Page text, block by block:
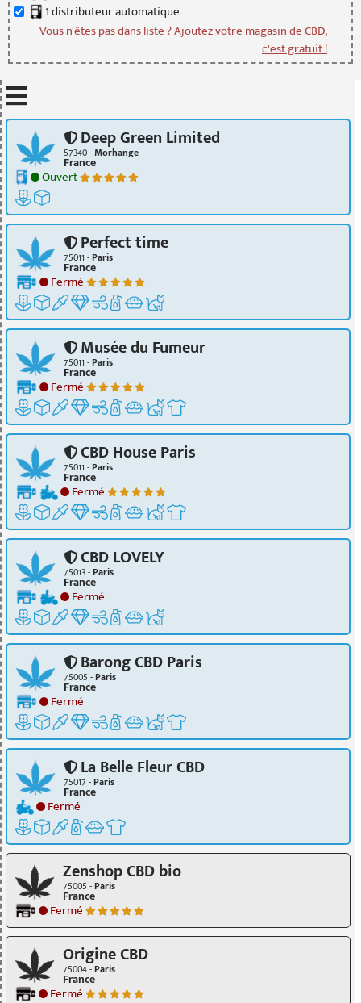
1distributeurautomatique
Vous n'êtes pas dans liste ?Ajoutez votre magasin de CBD,
c'est gratuit !
Deep Green Limited
57340 -Morhange
France
Ouvert
Perfect time
75011 -Paris
France
Fermé
Musée du Fumeur
75011 -Paris
France
Fermé
CBD House Paris
75011 -Paris
France
Fermé
CBD LOVELY
75013 -Paris
France
Fermé
Barong CBD Paris
75005 -Paris
France
Fermé
La Belle Fleur CBD
75017 -Paris
France
Fermé
Zenshop CBD bio
75005 -Paris
France
Fermé
Origine CBD
75004 -Paris
France
Fermé